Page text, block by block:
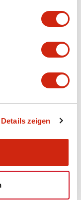
Details zeigen
& Standards